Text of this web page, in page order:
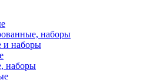
наборы
и наборы
наборы